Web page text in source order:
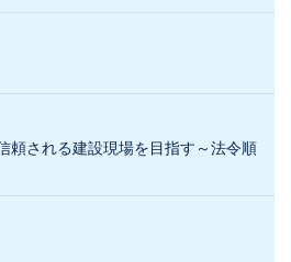
頼される建設現場を目指す～法令順